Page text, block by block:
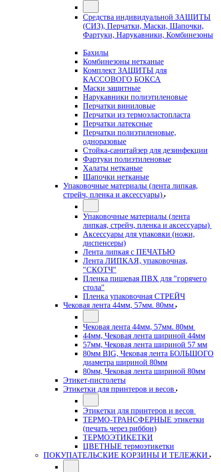
Средства индивидуальной ЗАЩИТЫ
(СИЗ), Перчатки, Маски, Шапочки,
Фартуки, Нарукавники, Комбинезоны
Бахилы
Комбинезоны нетканые
Комплект ЗАЩИТЫ для
КАССОВОГО БОКСА
Маски защитные
Нарукавники полиэтиленовые
Перчатки виниловые
Перчатки из термоэластопласта
Перчатки латексные
Перчатки полиэтиленовые,
одноразовые
Стойка-санитайзер для дезинфекции
Фартуки полиэтиленовые
Халаты нетканые
Шапочки нетканые
Упаковочные материалы (лента липкая,
стрейч, пленка и аксессуары)
Упаковочные материалы (лента
липкая, стрейч, пленка и аксессуары)
Аксессуары для упаковки (ножи,
диспенсеры)
Лента липкая с ПЕЧАТЬЮ
Лента ЛИПКАЯ, упаковочная,
"СКОТЧ"
Пленка пищевая ПВХ для "горячего
стола"
Пленка упаковочная СТРЕЙЧ
Чековая лента 44мм, 57мм. 80мм
Чековая лента 44мм, 57мм. 80мм
44мм, Чековая лента шириной 44мм
57мм, Чековая лента шириной 57 мм
80мм BIG, Чековая лента БОЛЬШОГО
диаметра шириной 80мм
80мм, Чековая лента шириной 80мм
Этикет-пистолеты
Этикетки для принтеров и весов
Этикетки для принтеров и весов
ТЕРМО-ТРАНСФЕРНЫЕ этикетки
(печать через риббон)
ТЕРМОЭТИКЕТКИ
ЦВЕТНЫЕ термоэтикетки
ПОКУПАТЕЛЬСКИЕ КОРЗИНЫ И ТЕЛЕЖКИ